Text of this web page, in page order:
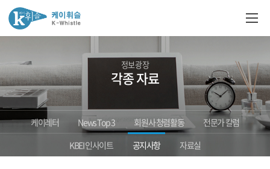
정보광장
각종 자료
케이레터 News Top 3 회원사 청렴활동
전문가 칼럼
KBEI 인사이트
공지사항 자료실